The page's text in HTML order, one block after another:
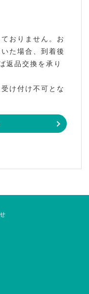
おりません。お
た場合、到着後
返品交換を承り
け付け不可とな